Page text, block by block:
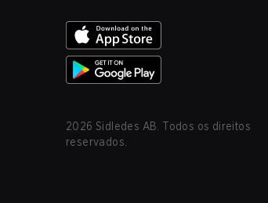
2026 Sidledes AB. Todos os direitos
reservados.